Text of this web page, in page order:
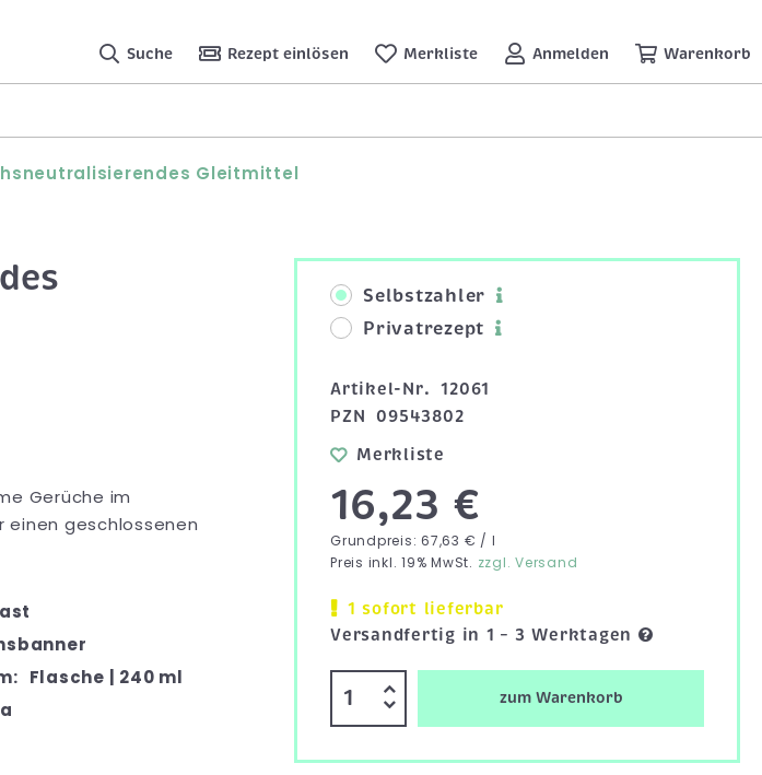
Suche Rezept einlösen Merkliste Anmelden Warenkorb
Gleitmittel
Gerüche im
geschlossenen
Flasche | 240 ml
Selbstzahler
Privatrezept
Artikel-Nr.
12061
PZN
09543802
Merkliste
16,23 €
Grundpreis: 67,63 € / l
Preis inkl. 19% MwSt. zzgl. Versand
1 sofort lieferbar
Versandfertig in 1 – 3 Werktagen
zum Warenkorb